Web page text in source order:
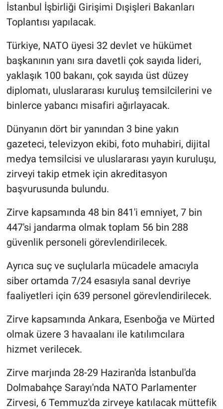
İstanbul İşbirliği Girişimi Dışişleri Bakanları
Toplantısı yapılacak.
Türkiye, NATO üyesi 32 devlet ve hükümet
başkanının yanı sıra davetli çok sayıda lideri,
yaklaşık 100 bakanı, çok sayıda üst düzey
diplomatı, uluslararası kuruluş temsilcilerini ve
binlerce yabancı misafiri ağırlayacak.
Dünyanın dört bir yanından 3 bine yakın
gazeteci, televizyon ekibi, foto muhabiri, dijital
medya temsilcisi ve uluslararası yayın kuruluşu,
zirveyi takip etmek için akreditasyon
başvurusunda bulundu.
Zirve kapsamında 48 bin 841'i emniyet, 7 bin
447'si jandarma olmak toplam 56 bin 288
güvenlik personeli görevlendirilecek.
Ayrıca suç ve suçlularla mücadele amacıyla
siber ortamda 7/24 esasıyla sanal devriye
faaliyetleri için 639 personel görevlendirilecek.
Zirve kapsamında Ankara, Esenboğa ve Mürted
olmak üzere 3 havaalanı ile katılımcılara
hizmet verilecek.
Zirve marjında 28-29 Haziran'da İstanbul'da
Dolmabahçe Sarayı'nda NATO Parlamenter
Zirvesi, 6 Temmuz'da zirveye katılacak müttefik